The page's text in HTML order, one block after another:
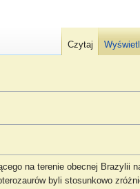
na terenie obecnej Brazylii
byli stosunkowo
Czytaj